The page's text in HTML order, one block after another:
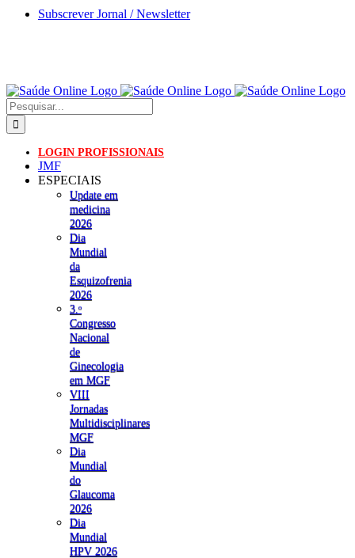
Skip
Subscrever Jornal / Newsletter
Pesquisar
LOGIN PROFISSIONAIS
JMF
ESPECIAIS
Update em
medicina
2026
Dia
Mundial
da
Esquizofrenia
2026
3.ᵒ
Congresso
Nacional
de
Ginecologia
em MGF
VIII
Jornadas
Multidisciplinares
MGF
Dia
Mundial
do
Glaucoma
2026
Dia
Mundial
HPV 2026